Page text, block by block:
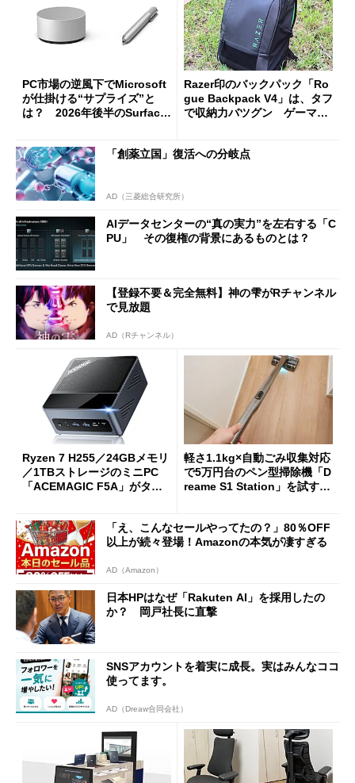
PC市場の逆風下でMicrosoft
が仕掛ける“サプライズ”と
は？ 2026年後半のSurface
Razer印のバックパック「Ro
gue Backpack V4」は、タフ
で収納力バツグン ゲーマー
「創薬立国」復活への分岐点
AD（三菱総合研究所）
AIデータセンターの“真の実力”を左右する「C
PU」 その復権の背景にあるものとは？
【登録不要＆完全無料】神の雫がRチャンネル
で見放題
AD（Rチャンネル）
Ryzen 7 H255／24GBメモリ
／1TBストレージのミニPC
「ACEMAGIC F5A」がタイ
軽さ1.1kg×自動ごみ収集対応
で5万円台のペン型掃除機「D
reame S1 Station」を試す
「え、こんなセールやってたの？」80％OFF
以上が続々登場！Amazonの本気が凄すぎる
AD（Amazon）
日本HPはなぜ「Rakuten AI」を採用したの
か？ 岡戸社長に直撃
SNSアカウントを着実に成長。実はみんなココ
使ってます。
AD（Dreaw合同会社）